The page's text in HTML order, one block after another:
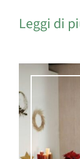
Leggi di